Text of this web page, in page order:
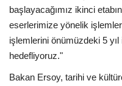
başlayacağımız ikinci
eserlerimize yönelik
işlemlerini önümüzdeki 5
hedefliyoruz."
Bakan Ersoy, tarihi ve